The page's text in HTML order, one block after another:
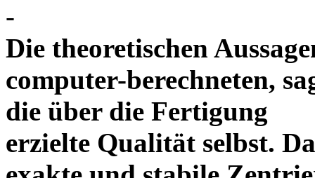
-
Die theoretischen
computer-berechneten,
die über die Fertigung
erzielte Qualität selbst.